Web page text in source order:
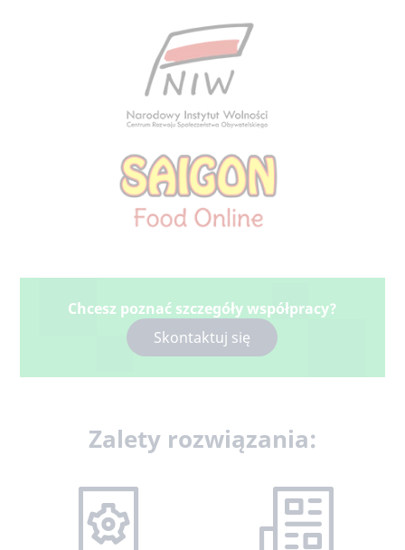
Chcesz poznać szczegóły współpracy?
Skontaktuj się
Zalety rozwiązania: